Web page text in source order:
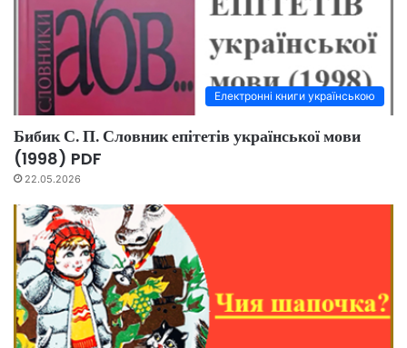
Електронні книги українською
Бибик С. П. Словник епітетів української мови
(1998) PDF
22.05.2026